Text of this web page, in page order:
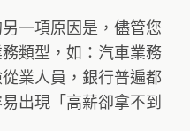
一項原因是，儘管您
類型，如：汽車業務
業人員，銀行普遍都
出現「高薪卻拿不到